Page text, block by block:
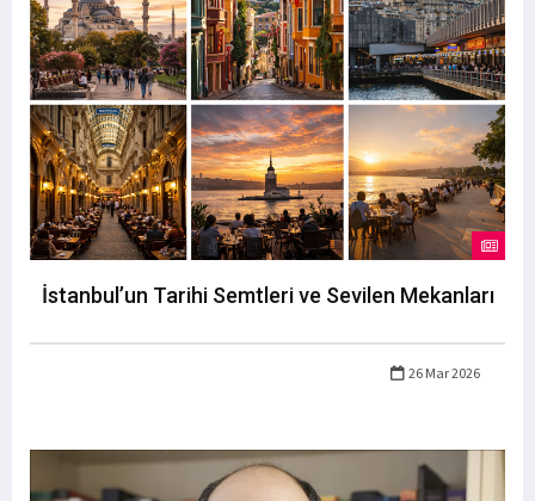
İstanbul’un Tarihi Semtleri ve Sevilen Mekanları
26 Mar 2026